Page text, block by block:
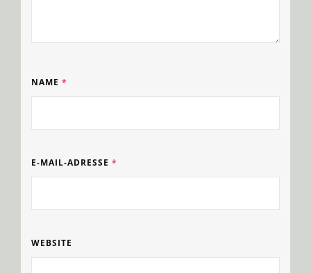
NAME *
E-MAIL-ADRESSE *
WEBSITE